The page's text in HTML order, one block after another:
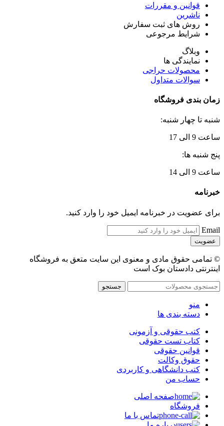
قوانین و مقررات
ناشرین
روش های ثبت سفارش
شرایط مرجوعی
وبلاگ
نمایندگی ها
محصولات حراجی
سوالات متداول
زمان بندی فروشگاه
شنبه تا چهار شنبه:
ساعت 9 الی 17
پنج شنبه ها:
ساعت 9 الی 14
خبرنامه
برای عضویت در خبرنامه ایمیل خود را وارد کنید.
Email
© تمامی حقوق مادی و معنوی این سایت متعق به فروشگاه
اینترنتی دادستان بوک است
جستجو
منو
دسته بندی ها
کتب حقوقی و آزمونی
کتاب تست حقوقی
قوانین حقوقی
حقوق وکالت
کتب دانشگاهی و کاربردی
حساب من
صفحه اصلی
فروشگاه
تماس با ما